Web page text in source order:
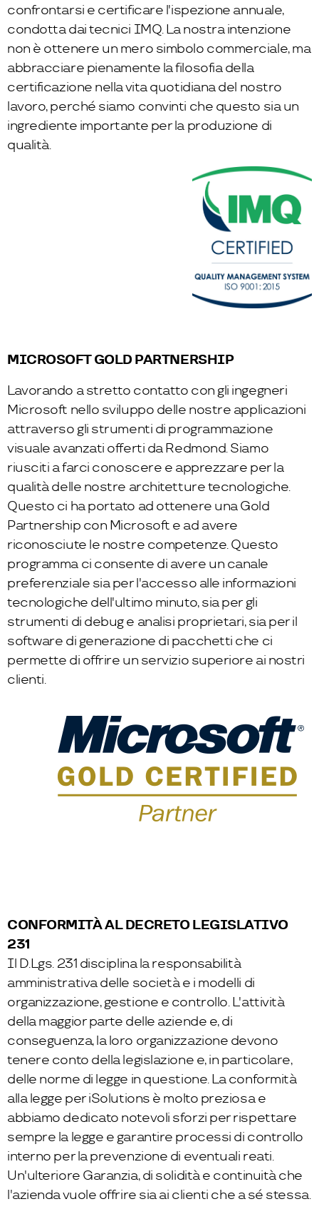
confrontarsi e certificare l'ispezione annuale,
condotta dai tecnici IMQ. La nostra intenzione
non è ottenere un mero simbolo commerciale, ma
abbracciare pienamente la filosofia della
certificazione nella vita quotidiana del nostro
lavoro, perché siamo convinti che questo sia un
ingrediente importante per la produzione di
qualità.
MICROSOFT GOLD PARTNERSHIP
Lavorando a stretto contatto con gli ingegneri
Microsoft nello sviluppo delle nostre applicazioni
attraverso gli strumenti di programmazione
visuale avanzati offerti da Redmond. Siamo
riusciti a farci conoscere e apprezzare per la
qualità delle nostre architetture tecnologiche.
Questo ci ha portato ad ottenere una Gold
Partnership con Microsoft e ad avere
riconosciute le nostre competenze. Questo
programma ci consente di avere un canale
preferenziale sia per l'accesso alle informazioni
tecnologiche dell'ultimo minuto, sia per gli
strumenti di debug e analisi proprietari, sia per il
software di generazione di pacchetti che ci
permette di offrire un servizio superiore ai nostri
clienti.
CONFORMITÀ AL DECRETO LEGISLATIVO
231
Il D.Lgs. 231 disciplina la responsabilità
amministrativa delle società e i modelli di
organizzazione, gestione e controllo. L'attività
della maggior parte delle aziende e, di
conseguenza, la loro organizzazione devono
tenere conto della legislazione e, in particolare,
delle norme di legge in questione. La conformità
alla legge per iSolutions è molto preziosa e
abbiamo dedicato notevoli sforzi per rispettare
sempre la legge e garantire processi di controllo
interno per la prevenzione di eventuali reati.
Un'ulteriore Garanzia, di solidità e continuità che
l'azienda vuole offrire sia ai clienti che a sé stessa.